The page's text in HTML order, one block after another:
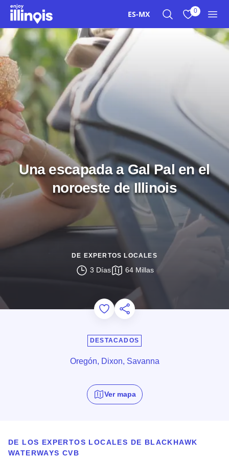
Ir al contenido principal
ES-MX 0
Una escapada a Gal Pal en el
noroeste de Illinois
DE EXPERTOS LOCALES
3 Días 64 Millas
Add to Favorites
Compartir esta página
DESTACADOS
Oregón, Dixon, Savanna
Ver mapa
DE LOS EXPERTOS LOCALES DE BLACKHAWK
WATERWAYS CVB